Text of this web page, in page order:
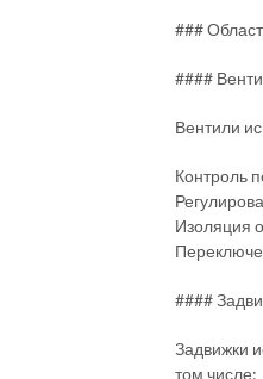
###
####
Вентили
Контроль
Изоляция
####
Задвижки
том числе: